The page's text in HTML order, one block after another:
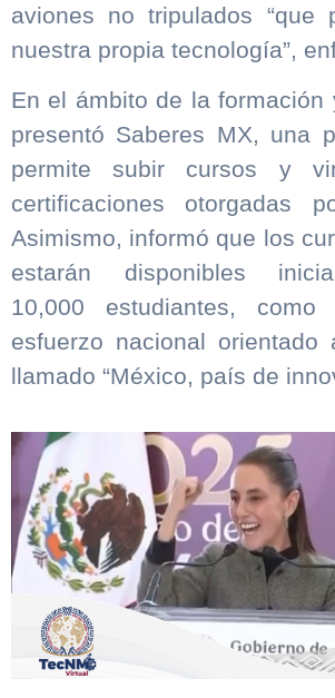
aviones no tripulados “que
nuestra propia tecnología”,
En el ámbito de la formación
presentó Saberes MX, una
permite subir cursos y
certificaciones otorgadas
Asimismo, informó que los
estarán disponibles
10,000 estudiantes,
esfuerzo nacional orientado
llamado “México, país de